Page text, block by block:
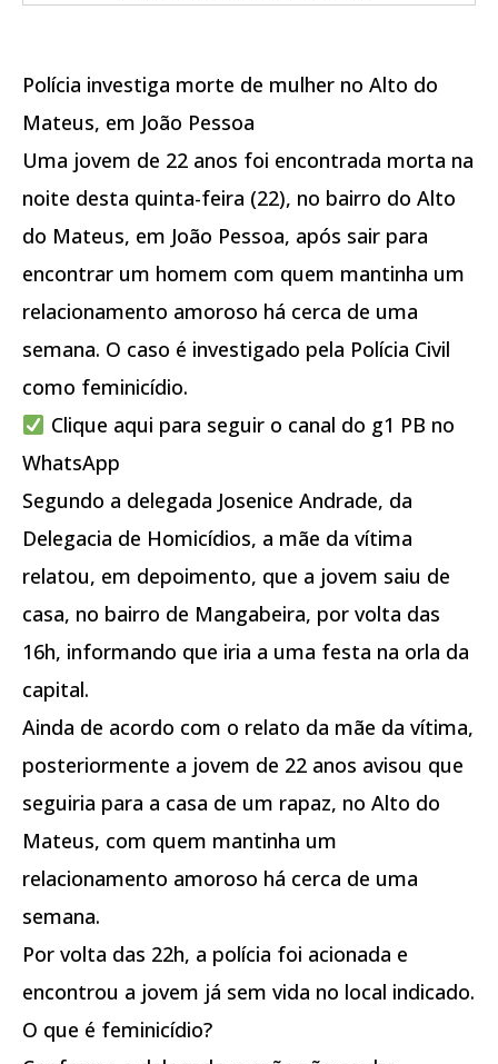
Polícia investiga morte de mulher no Alto do
Mateus, em João Pessoa
Uma jovem de 22 anos foi encontrada morta na
noite desta quinta-feira (22), no bairro do Alto
do Mateus, em João Pessoa, após sair para
encontrar um homem com quem mantinha um
relacionamento amoroso há cerca de uma
semana. O caso é investigado pela Polícia Civil
como feminicídio.
Clique aqui para seguir o canal do g1 PB no
WhatsApp
Segundo a delegada Josenice Andrade, da
Delegacia de Homicídios, a mãe da vítima
relatou, em depoimento, que a jovem saiu de
casa, no bairro de Mangabeira, por volta das
16h, informando que iria a uma festa na orla da
capital.
Ainda de acordo com o relato da mãe da vítima,
posteriormente a jovem de 22 anos avisou que
seguiria para a casa de um rapaz, no Alto do
Mateus, com quem mantinha um
relacionamento amoroso há cerca de uma
semana.
Por volta das 22h, a polícia foi acionada e
encontrou a jovem já sem vida no local indicado.
O que é feminicídio?